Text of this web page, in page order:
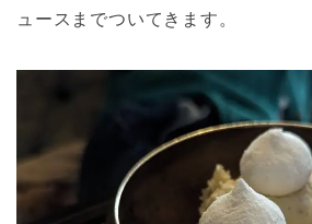
ュースまでついてきます。